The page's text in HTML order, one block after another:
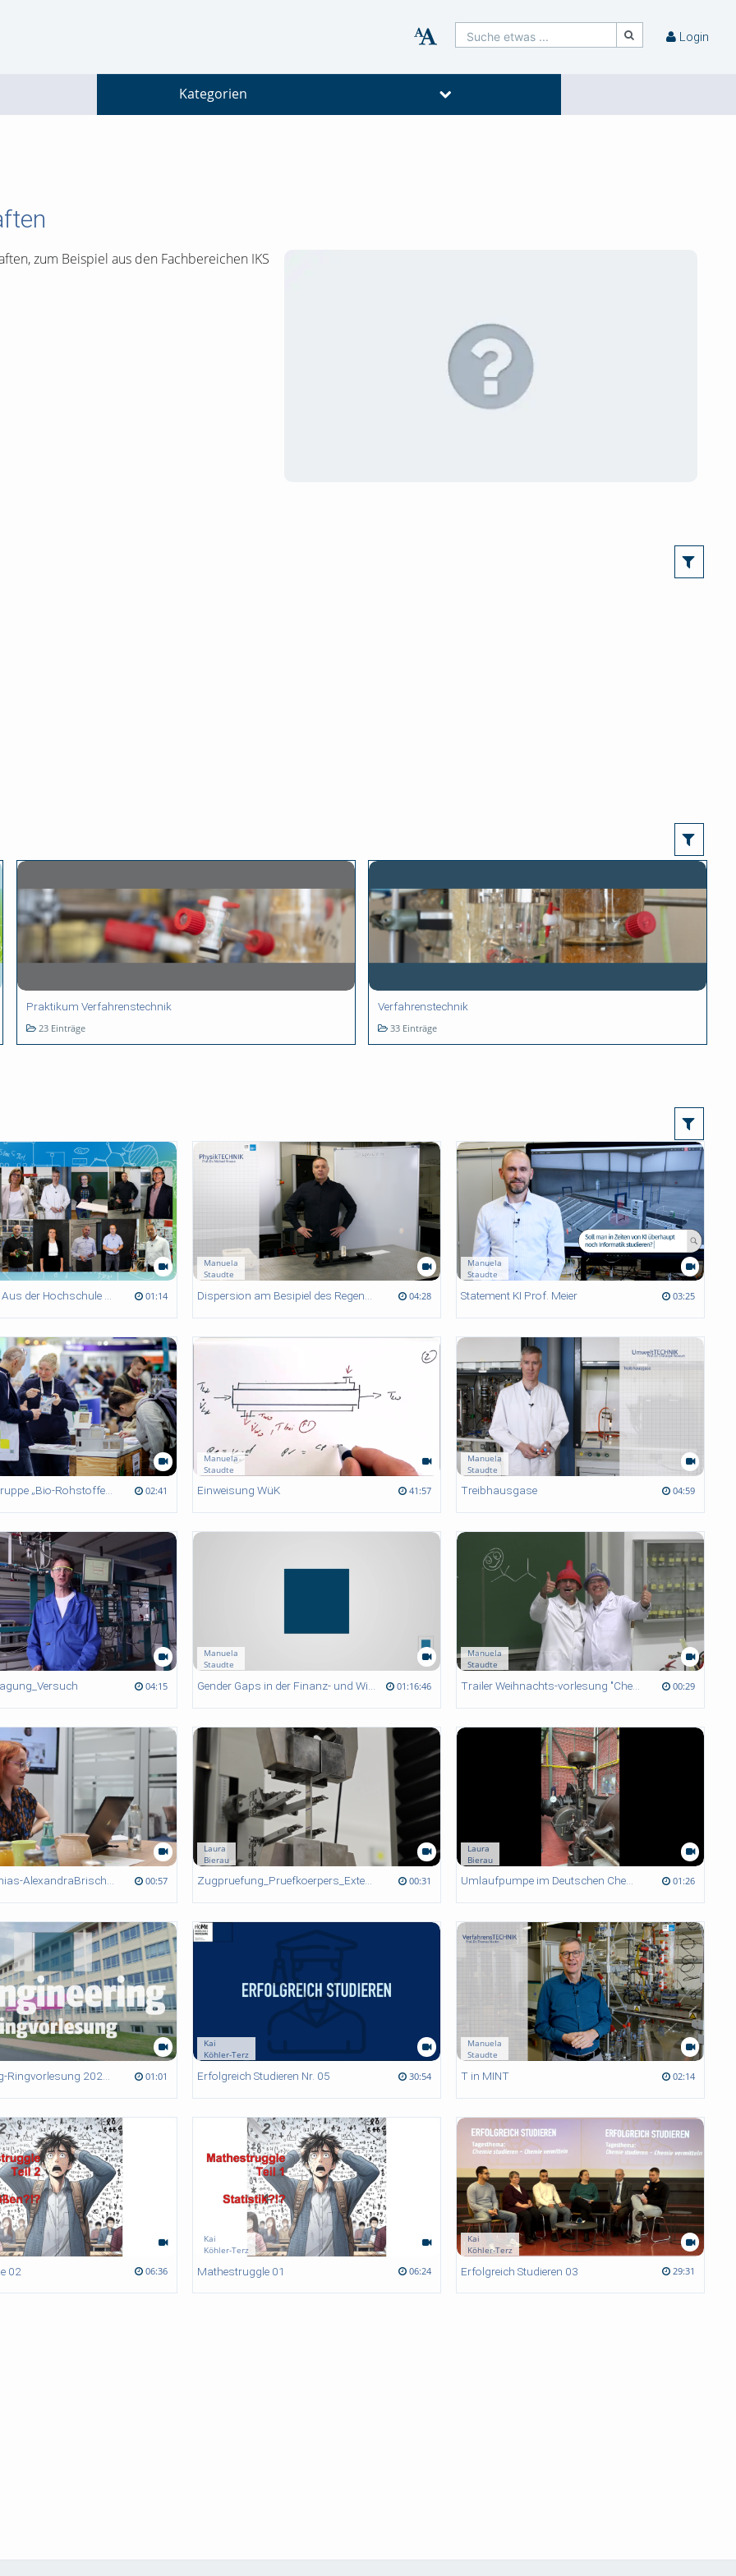
Suche etwas ... Login
Kategorien
zum Beispiel aus den Fachbereichen IKS
Praktikum Verfahrenstechnik
23 Einträge
Verfahrenstechnik
33 Einträge
01:14
Manuela
Staudte
04:28
Manuela
Staudte
Statement KI Prof. Meier 03:25
Nachwuchsgruppe „Bio-Rohstoffe" auf der Leipziger Buchmesse 2026 02:41
Manuela
Staudte
Einweisung WüK 41:57
Manuela
Staudte
Treibhausgase 04:59
04:15
Manuela
Staudte
01:16:46
Manuela
Staudte
00:29
EmanuelMathias-AlexandraBrisch-SubsystemOwner 00:57
Laura
Bierau
Zugpruefung_Pruefkoerpers_Extensiometer 00:31
Laura
Bierau
Umlaufpumpe im Deutschen Chemie-Museum Merseburg 01:26
01:01
Kai
Köhler-Terz
Erfolgreich Studieren Nr. 05 30:54
Manuela
Staudte
T in MINT 02:14
02 06:36
Kai
Köhler-Terz
Mathestruggle 01 06:24
Kai
Köhler-Terz
Erfolgreich Studieren 03 29:31